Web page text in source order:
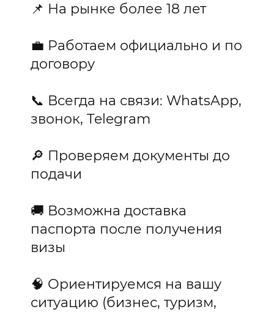
📌 На рынке более 18 лет
💼 Работаем официально и по
договору
📞 Всегда на связи: WhatsApp,
звонок, Telegram
🔎 Проверяем документы до
подачи
🚚 Возможна доставка
паспорта после получения
визы
🧠 Ориентируемся на вашу
ситуацию (бизнес, туризм,